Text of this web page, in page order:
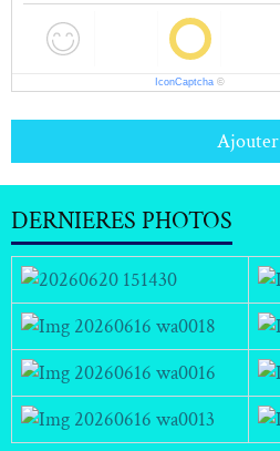
IconCaptcha ©
Ajouter
DERNIERES PHOTOS